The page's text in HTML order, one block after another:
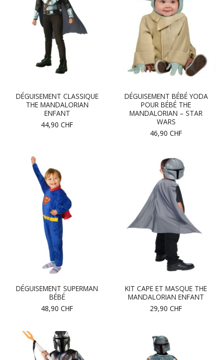
DÉGUISEMENT CLASSIQUE
THE MANDALORIAN
ENFANT
44,90 CHF
DÉGUISEMENT BÉBÉ YODA
POUR BÉBÉ THE
MANDALORIAN – STAR
WARS
46,90 CHF
DÉGUISEMENT SUPERMAN
BÉBÉ
48,90 CHF
KIT CAPE ET MASQUE THE
MANDALORIAN ENFANT
29,90 CHF